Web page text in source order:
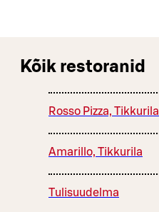
Kõik restoranid
Rosso Pizza, Tikkurila
Amarillo, Tikkurila
Tulisuudelma